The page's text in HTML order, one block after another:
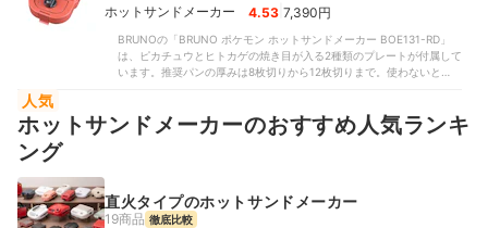
る必要がなく、調理もスムーズです。一方で、タイマー機能はないた
ず、具材のこぼれにくさでも評価が伸び悩む結果に。具材が多い場合
や汁気のある具材を使った場合は、こぼれる可能性があります。ま
た、調理プレートは本体と一体化しており、洗剤で洗えません。使用
ホットサンドメーカー
4.53 7,390円
BRUNOの「BRUNO ポケモン ホットサンドメーカー BOE131-RD」
は、ピカチュウとヒトカゲの焼き目が入る2種類のプレートが付属して
います。推奨パンの厚みは8枚切りから12枚切りまで。使わないとき
た半面、食感の評価がやや分かれました。部分的にしっとりとした食
感があったため、総合的な評価は伸び悩む結果に。サクサク食感を好
れ、耳は隙間なく圧着される仕様です。焼き時間を気にせず調理で
き、具材もこぼれにくいでしょう。使用後のお手入れも簡単。調理プ
人気
ホットサンドメーカーのおすすめ人気ランキ
ング
直火タイプのホットサンドメーカー
19商品 徹底比較